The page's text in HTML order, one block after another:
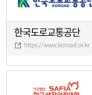
한국도로교통공단
https://www.koroad.or.kr